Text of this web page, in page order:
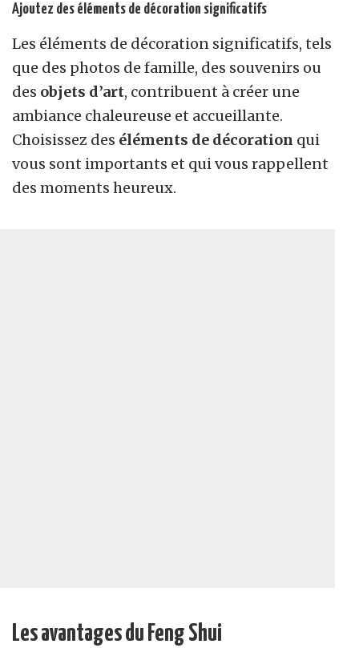
Ajoutez des éléments de décoration significatifs
Les éléments de décoration significatifs, tels
que des photos de famille, des souvenirs ou
des objets d’art, contribuent à créer une
ambiance chaleureuse et accueillante.
Choisissez des éléments de décoration qui
vous sont importants et qui vous rappellent
des moments heureux.
Les avantages du Feng Shui